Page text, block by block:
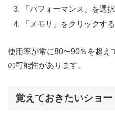
「パフォーマンス」を選
「メモリ」をクリックする
使用率が常に80〜90％を超え
の可能性があります。
覚えておきたいショ